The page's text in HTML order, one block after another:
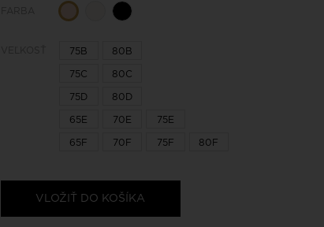
75B 80B
75C 80C
75D 80D
65E 70E 75E
65F 70F 75F 80F
VLOŽIŤ DO KOŠÍKA